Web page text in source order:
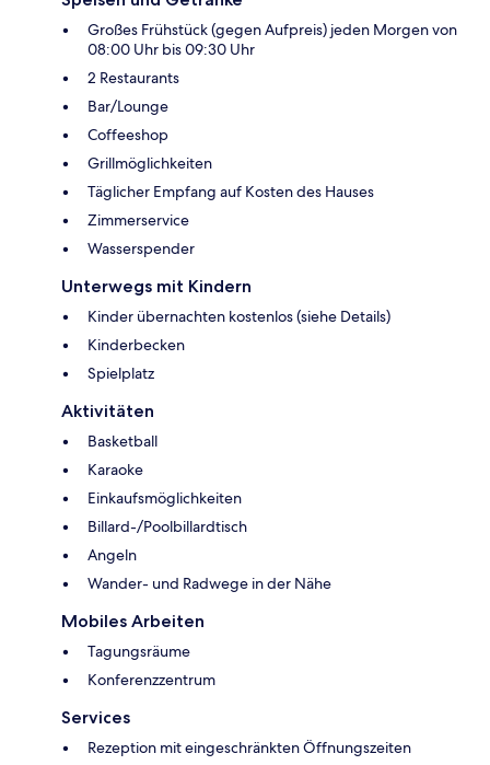
Großes Frühstück (gegen Aufpreis) jeden Morgen von
08:00 Uhr bis 09:30 Uhr
2 Restaurants
Bar/Lounge
Coffeeshop
Grillmöglichkeiten
Täglicher Empfang auf Kosten des Hauses
Zimmerservice
Wasserspender
Unterwegs mit Kindern
Kinder übernachten kostenlos (siehe Details)
Kinderbecken
Spielplatz
Aktivitäten
Basketball
Karaoke
Einkaufsmöglichkeiten
Billard-/Poolbillardtisch
Angeln
Wander- und Radwege in der Nähe
Mobiles Arbeiten
Tagungsräume
Konferenzzentrum
Services
Rezeption mit eingeschränkten Öffnungszeiten